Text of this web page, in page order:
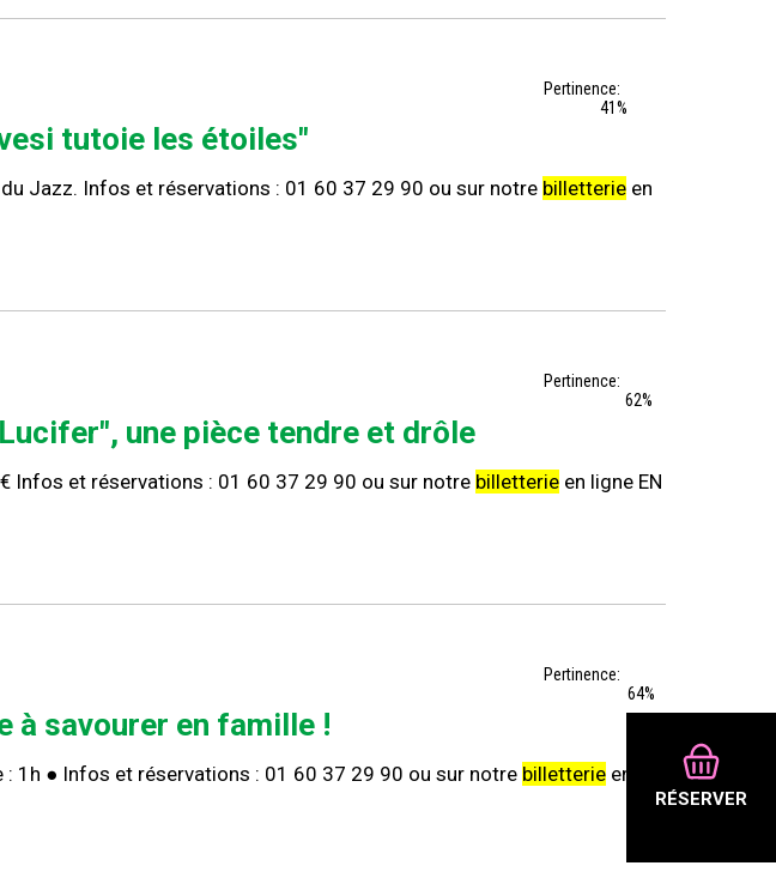
RÉSERVER
Pertinence:
41%
tutoie les étoiles"
Jazz. Infos et réservations : 01 60 37 29 90 ou sur notre billetterieen
Pertinence:
62%
une pièce tendre et drôle
Infos et réservations : 01 60 37 29 90 ou sur notre billetterieen ligne EN
Pertinence:
64%
à savourer en famille !
: 1h ● Infos et réservations : 01 60 37 29 90 ou sur notre billetterieen